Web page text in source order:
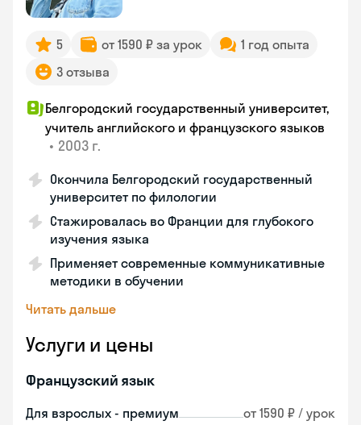
5 от 1590 ₽ за урок
1 год опыта
3 отзыва
Белгородский государственный университет,
учитель английского и французского языков
• 2003 г.
Окончила Белгородский государственный
университет по филологии
Стажировалась во Франции для глубокого
изучения языка
Применяет современные коммуникативные
методики в обучении
Читать дальше
Услуги и цены
Французский язык
Для взрослых - премиум от 1590 ₽ / урок